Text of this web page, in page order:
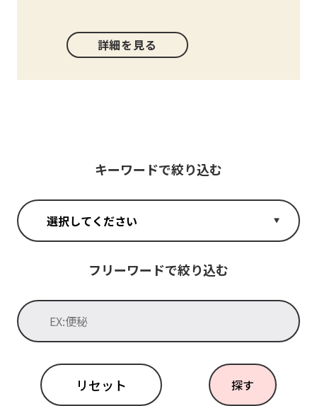
詳細を見る
キーワードで絞り込む
フリーワードで絞り込む